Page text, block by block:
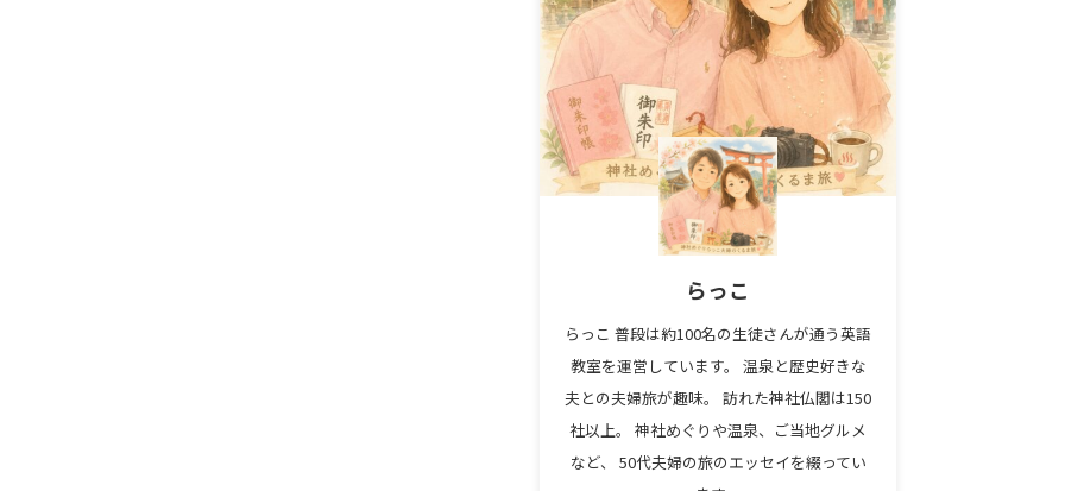
らっこ
らっこ 普段は約100名の生徒さんが通う英語
教室を運営しています。 温泉と歴史好きな
夫との夫婦旅が趣味。 訪れた神社仏閣は150
社以上。 神社めぐりや温泉、ご当地グルメ
など、 50代夫婦の旅のエッセイを綴ってい